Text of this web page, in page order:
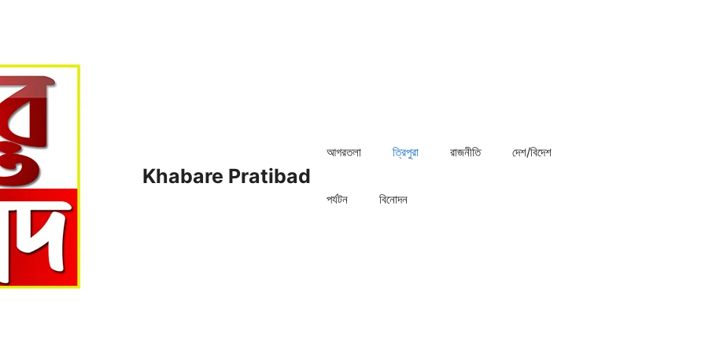
Khabare Pratibad
আগরতলা ত্রিপুরা রাজনীতি দেশ/বিদেশ
পর্যটন বিনোদন